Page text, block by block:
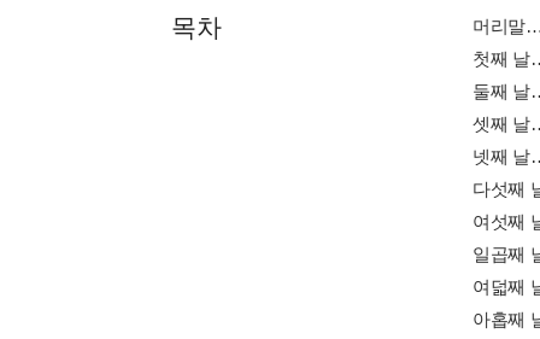
목차
머리말
첫째 날
둘째 날
셋째 날
넷째 날
다섯째
여섯째
일곱째
여덟째
아홉째